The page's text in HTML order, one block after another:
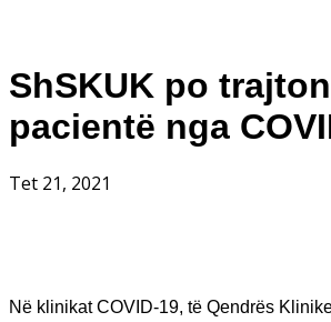
ShSKUK po
pacientë nga
Tet 21, 2021
Në klinikat COVID-19, të Qendrës